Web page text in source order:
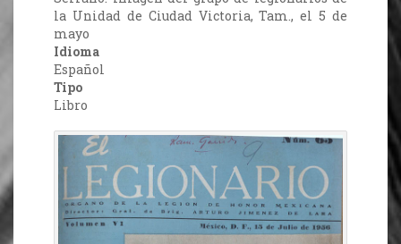
la Unidad de Ciudad Victoria, Tam., el 5 de
mayo
Idioma
Español
Tipo
Libro